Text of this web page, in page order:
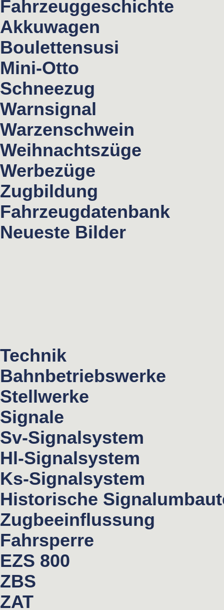
Fahrzeuggeschichte
Akkuwagen
Boulettensusi
Mini-Otto
Schneezug
Warnsignal
Warzenschwein
Weihnachtszüge
Werbezüge
Zugbildung
Fahrzeugdatenbank
Neueste Bilder
Technik
Bahnbetriebswerke
Stellwerke
Signale
Sv-Signalsystem
Hl-Signalsystem
Ks-Signalsystem
Historische
Zugbeeinflussung
Fahrsperre
EZS 800
ZBS
ZAT